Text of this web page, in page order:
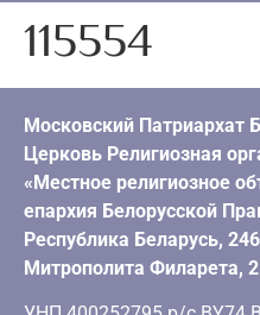
115554
Московский Патриархат
Церковь Религиозная
«Местное религиозное
епархия Белорусской
Республика Беларусь,
Митрополита Филарета, 2